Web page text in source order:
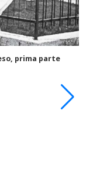
prima parte